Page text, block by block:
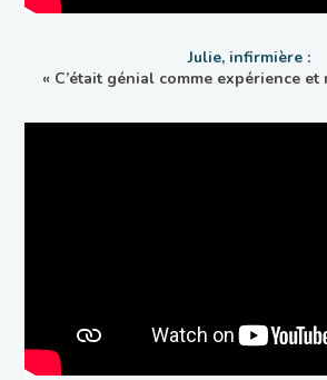
Julie, infirmière :
« C’était génial comme expérience et